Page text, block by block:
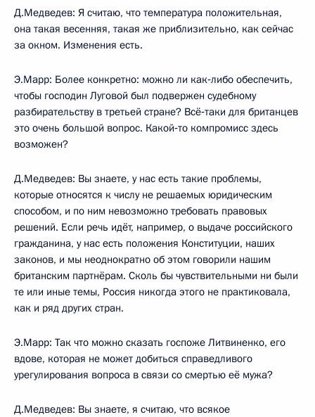
Д.Медведев: Я считаю, что температура положительная,
она такая весенняя, такая же приблизительно, как сейчас
за окном. Изменения есть.
Э.Марр: Более конкретно: можно ли как‑либо обеспечить,
чтобы господин Луговой был подвержен судебному
разбирательству в третьей стране? Всё‑таки для британцев
это очень большой вопрос. Какой‑то компромисс здесь
возможен?
Д.Медведев: Вы знаете, у нас есть такие проблемы,
которые относятся к числу не решаемых юридическим
способом, и по ним невозможно требовать правовых
решений. Если речь идёт, например, о выдаче российского
гражданина, у нас есть положения Конституции, наших
законов, и мы неоднократно об этом говорили нашим
британским партнёрам. Сколь бы чувствительными ни были
те или иные темы, Россия никогда этого не практиковала,
как и ряд других стран.
Э.Марр: Так что можно сказать госпоже Литвиненко, его
вдове, которая не может добиться справедливого
урегулирования вопроса в связи со смертью её мужа?
Д.Медведев: Вы знаете, я считаю, что всякое